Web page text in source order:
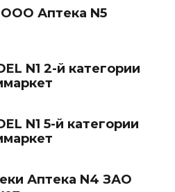
Аптека N5
N1 2-й категории
N1 5-й категории
Аптека N4 ЗАО